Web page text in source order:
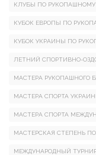
КЛУБЫ ПО
КУБОК ЕВРОПЫ ПО
КУБОК УКРАИНЫ ПО
ЛЕТНИЙ СПОРТИВНО-
МАСТЕРА РУКОПАШНОГО
МАСТЕРА СПОРТА
МАСТЕРА СПОРТА
МАСТЕРСКАЯ СТЕПЕНЬ
МЕЖДУНАРОДНЫЙ